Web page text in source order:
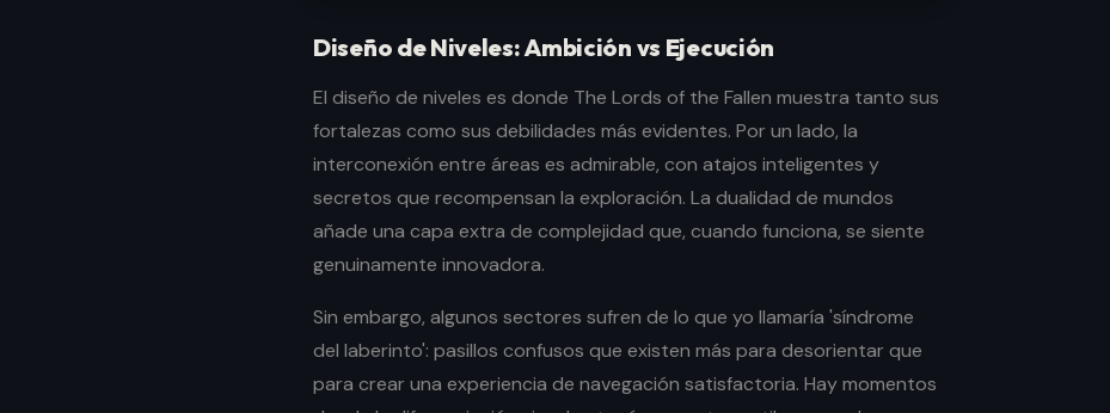
Diseño de Niveles: Ambición vs Ejecución
El diseño de niveles es donde The Lords of the Fallen muestra tanto sus
fortalezas como sus debilidades más evidentes. Por un lado, la
interconexión entre áreas es admirable, con atajos inteligentes y
secretos que recompensan la exploración. La dualidad de mundos
añade una capa extra de complejidad que, cuando funciona, se siente
genuinamente innovadora.
Sin embargo, algunos sectores sufren de lo que yo llamaría 'síndrome
del laberinto': pasillos confusos que existen más para desorientar que
para crear una experiencia de navegación satisfactoria. Hay momentos